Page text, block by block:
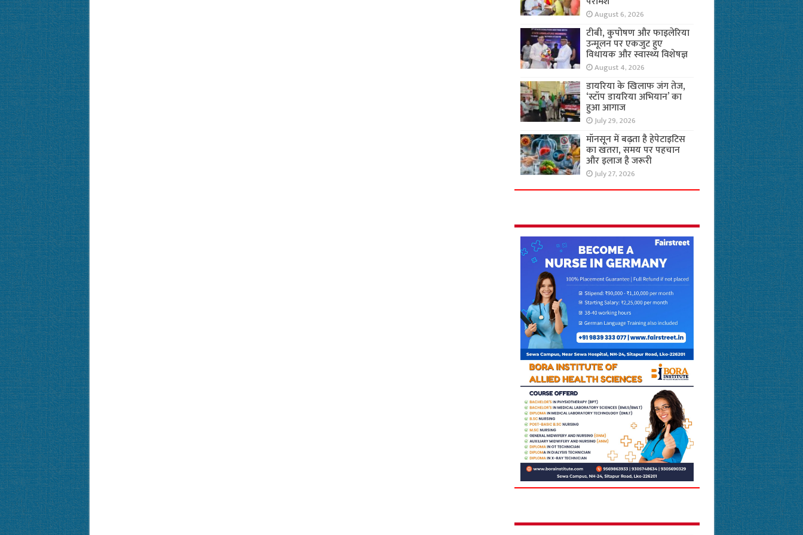
August 6, 2026
टीबी, कुपोषण और फाइलेरिया
उन्मूलन पर एकजुट हुए
विधायक और स्वास्थ्य विशेषज्ञ
August 4, 2026
डायरिया के खिलाफ जंग तेज,
‘स्टॉप डायरिया अभियान’ का
हुआ आगाज
July 29, 2026
मॉनसून में बढ़ता है हेपेटाइटिस
का खतरा, समय पर पहचान
और इलाज है जरूरी
July 27, 2026